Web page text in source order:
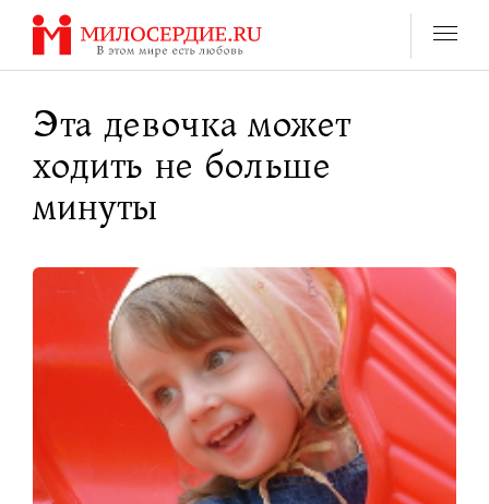
Перейти
содержанию
Эта девочка может
ходить не больше
минуты